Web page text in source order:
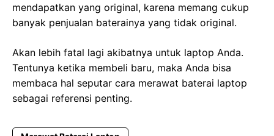
mendapatkan yang original, karena memang cukup
banyak penjualan baterainya yang tidak original.
Akan lebih fatal lagi akibatnya untuk laptop Anda.
Tentunya ketika membeli baru, maka Anda bisa
membaca hal seputar cara merawat baterai laptop
sebagai referensi penting.